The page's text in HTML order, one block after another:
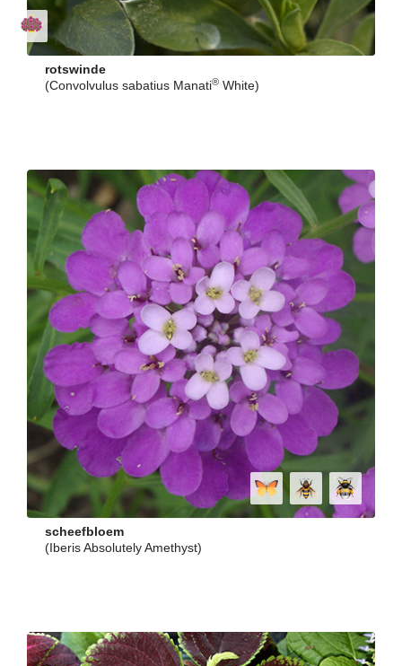
rotswinde
(Convolvulus sabatius Manati® White)
scheefbloem
(Iberis Absolutely Amethyst)